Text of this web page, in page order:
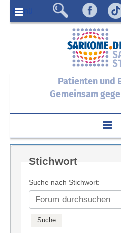
Menü
Patienten und
Gemeinsam
Stichwort
Suche nach Stichwort: